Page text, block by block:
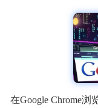
在Google Chrome浏